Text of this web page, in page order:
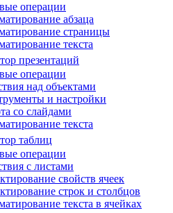
операции
абзаца
страницы
текста
презентаций
операции
над объектами
и настройки
со слайдами
текста
таблиц
операции
с листами
свойств ячеек
строк и столбцов
текста в ячейках